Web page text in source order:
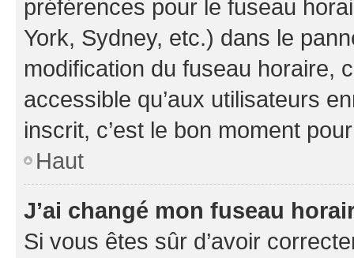
préférences pour le fuseau
York, Sydney, etc.) dans le
modification du fuseau horaire,
accessible qu’aux utilisateurs
inscrit, c’est le bon moment
Haut
J’ai changé mon fuseau
Si vous êtes sûr d’avoir